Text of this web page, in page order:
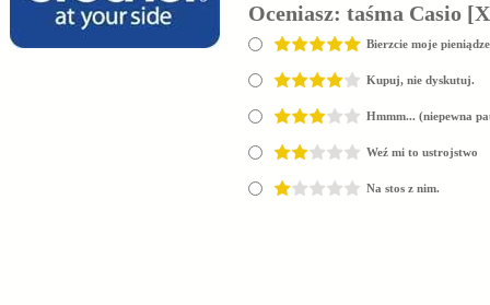
Oceniasz: taśma Casio
Bierzcie moje
Kupuj, nie dyskutuj.
Hmmm... (niepewna
Weź mi to ustrojstwo
Na stos z nim.